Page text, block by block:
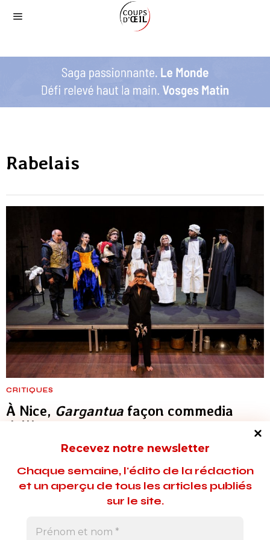
Rabelais
CRITIQUES
À Nice, Gargantua façon commedia
dell’arte
En adaptant l’œuvre monstre de Rabelais pour la troupe du
Théâtre national de Nice, Hervé Van der Meulen signe un
impromptu théâtral rondement mené, truculent autant que
réjouissant. Une parodie du monde qui fait écho aux maux
17 décembre 2025
Recevez notre newsletter
Chaque semaine, l'édito de la rédaction
et un aperçu de tous les articles publiés
sur le site.